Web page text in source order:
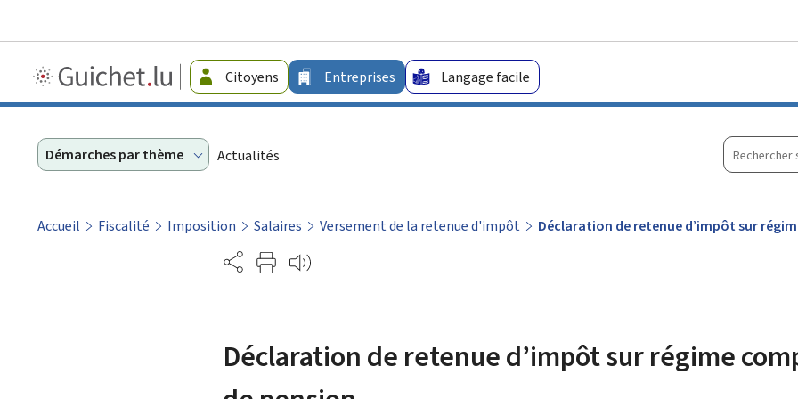
Guichet.lu
-
Citoyens Entreprises Langage facile
Démarches par thème Actualités
sur
site
Accueil Fiscalité Imposition Salaires Versement de la retenue d'impôt
Déclaration de retenue d’impôt sur
Partage
Déclaration de retenue d’impôt sur régime